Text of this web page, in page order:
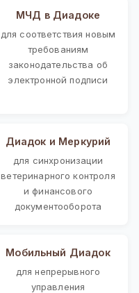
МЧД в Диадоке
для соответствия новым
требованиям
законодательства об
электронной подписи
Диадок и Меркурий
для синхронизации
ветеринарного контроля
и финансового
документооборота
Мобильный Диадок
для непрерывного
управления